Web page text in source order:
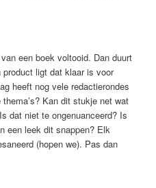
een boek voltooid. Dan duurt
product ligt dat klaar is voor
heeft nog vele redactierondes
Kan dit stukje net wat
dat niet te ongenuanceerd? Is
een leek dit snappen? Elk
(hopen we). Pas dan